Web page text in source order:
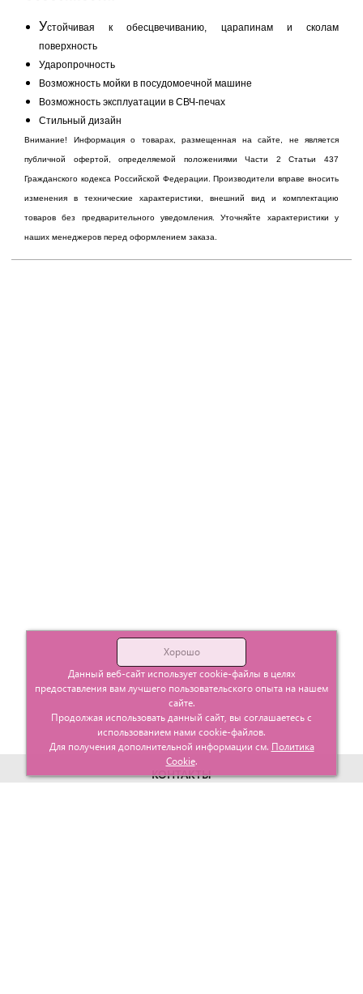
Устойчивая к обесцвечиванию, царапинам и сколам
поверхность
Ударопрочность
Возможность мойки в посудомоечной машине
Возможность эксплуатации в СВЧ-печах
Стильный дизайн​​
Внимание! Информация о товарах, размещенная на сайте, не является
публичной офертой, определяемой положениями Части 2 Статьи 437
Гражданского кодекса Российской Федерации. Производители вправе вносить
изменения в технические характеристики, внешний вид и комплектацию
товаров без предварительного уведомления. Уточняйте характеристики у
наших менеджеров перед оформлением заказа.
КОНТАКТЫ
Хорошо
Данный веб-сайт использует cookie-файлы в целях
предоставления вам лучшего пользовательского опыта на нашем
сайте.
Продолжая использовать данный сайт, вы соглашаетесь с
использованием нами cookie-файлов.
Для получения дополнительной информации см. Политика
Cookie.